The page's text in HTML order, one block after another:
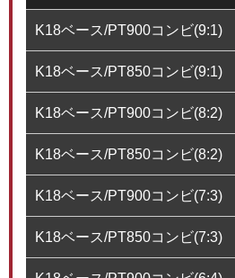
K18ベース/PT900コンビ(9:1)
K18ベース/PT850コンビ(9:1)
K18ベース/PT900コンビ(8:2)
K18ベース/PT850コンビ(8:2)
K18ベース/PT900コンビ(7:3)
K18ベース/PT850コンビ(7:3)